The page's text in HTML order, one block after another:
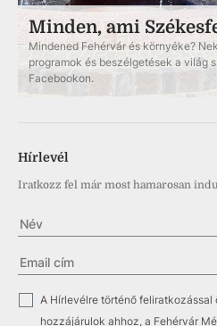
Minden, ami
Mindened Fehérvár és környéke?
programok és beszélgetések a világ
Facebookon.
Hírlevél
Iratkozz fel már most hamarosan
A Hírlevélre történő
hozzájárulok ahhoz, a Fehérvár